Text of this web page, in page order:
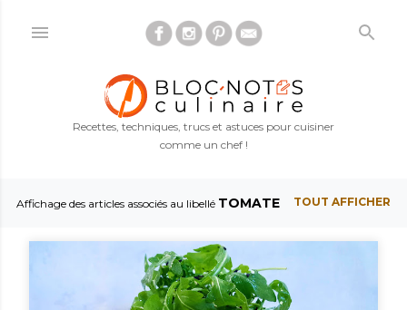
Accéder au contenu principal
Recettes, techniques, trucs et astuces pour cuisiner
comme un chef !
Affichage des articles associés au libellé TOMATE TOUT AFFICHER